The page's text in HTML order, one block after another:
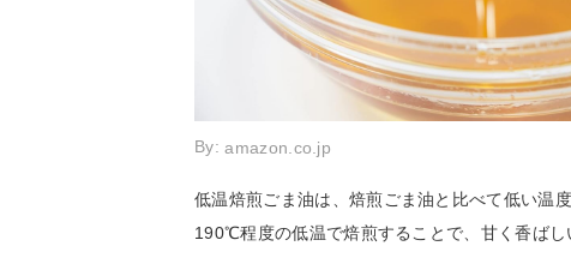
By:amazon.co.jp
低温焙煎ごま油は、焙煎ごま油と比べて低い温
190℃程度の低温で焙煎することで、甘く香ばし